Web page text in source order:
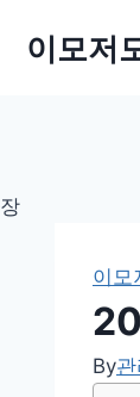
이모저
이모
By